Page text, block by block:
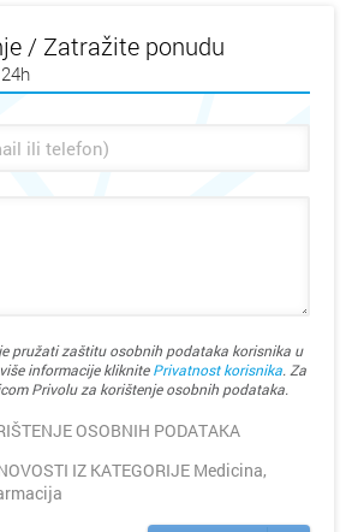
/ Zatražite ponudu
pružati zaštitu osobnih podataka korisnika u
informacije kliknitePrivatnost korisnika. Za
Privolu za korištenje osobnih podataka.
OSOBNIH PODATAKA
IZ KATEGORIJE Medicina,